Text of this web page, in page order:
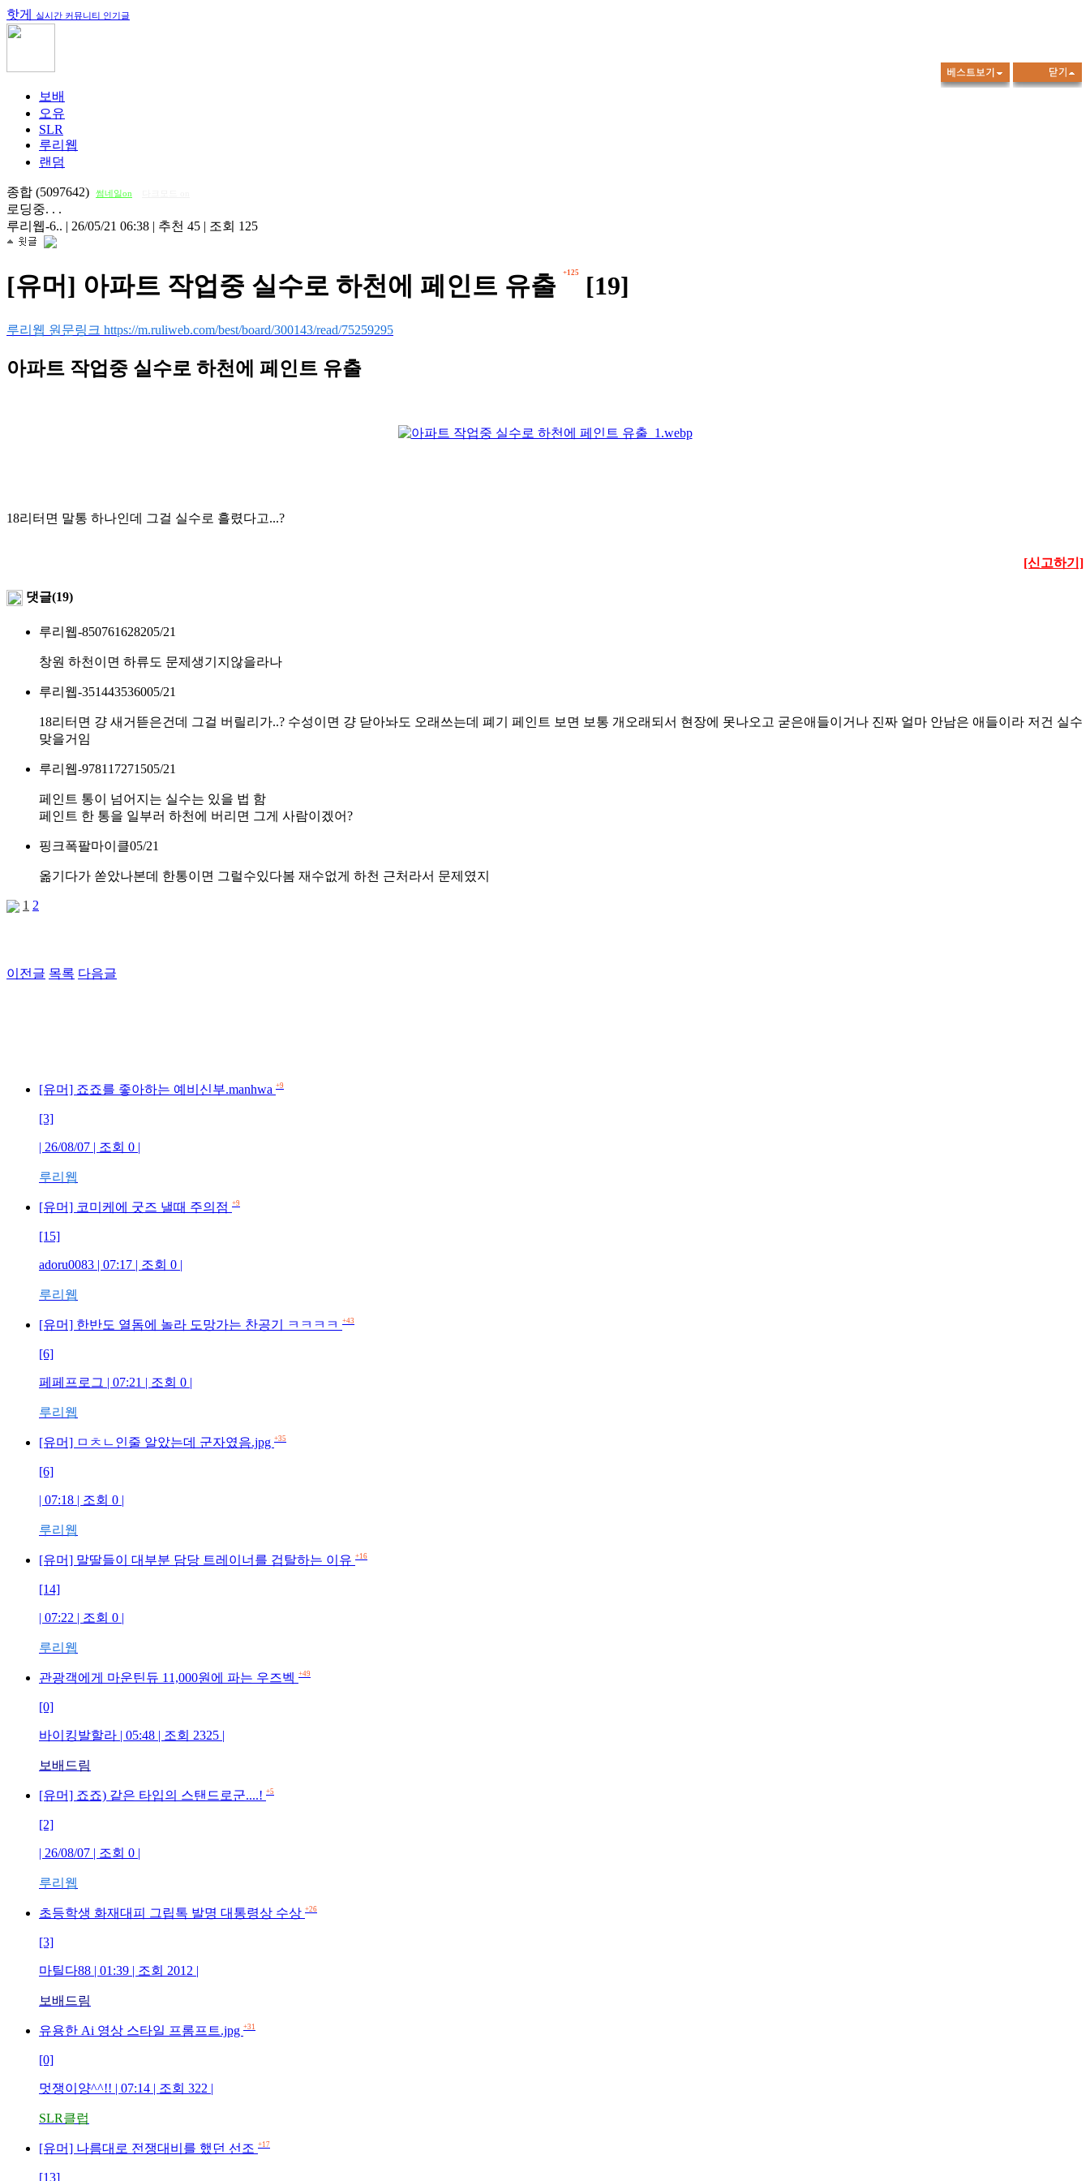
핫게 실시간 커뮤니티 인기글
보배
오유
SLR
루리웹
랜덤
종합 (5097642) 썸네일on
로딩중. . .
루리웹-6.. | 26/05/21 06:38 | 추천 45 | 조회 125
[유머] 아파트 작업중 실수로 하천에 페인트 유출 +125 [19]
루리웹 원문링크 https://m.ruliweb.com/best/board/300143/read/75259295
아파트 작업중 실수로 하천에 페인트 유출
18리터면 말통 하나인데 그걸 실수로 흘렸다고...?
[신고하기]
댓글(19)
루리웹-850761628205/21
창원 하천이면 하류도 문제생기지않을라나
루리웹-351443536005/21
18리터면 걍 새거뜯은건데 그걸 버릴리가..? 수성이면 걍 닫아놔도 오래쓰는데 폐기 페인트 보면 보통 개오래되서 현장에 못나오고 굳은애들이거나 진짜 얼마 안남은 애들이라 저건 실수
맞을거임
루리웹-978117271505/21
페인트 통이 넘어지는 실수는 있을 법 함
페인트 한 통을 일부러 하천에 버리면 그게 사람이겠어?
핑크폭팔마이클05/21
옮기다가 쏟았나본데 한통이면 그럴수있다봄 재수없게 하천 근처라서 문제였지
1 2
이전글 목록 다음글
[유머] 죠죠를 좋아하는 예비신부.manhwa +9
[3]
| 26/08/07 | 조회 0 |
루리웹
[유머] 코미케에 굿즈 낼때 주의점 +9
[15]
adoru0083 | 07:17 | 조회 0 |
루리웹
[유머] 한반도 열돔에 놀라 도망가는 찬공기 ㅋㅋㅋㅋ +43
[6]
페페프로그 | 07:21 | 조회 0 |
루리웹
[유머] ㅁㅊㄴ인줄 알았는데 군자였음.jpg +35
[6]
| 07:18 | 조회 0 |
루리웹
[유머] 말딸들이 대부분 담당 트레이너를 겁탈하는 이유 +16
[14]
| 07:22 | 조회 0 |
루리웹
관광객에게 마운틴듀 11,000원에 파는 우즈벡 +49
[0]
바이킹발할라 | 05:48 | 조회 2325 |
보배드림
[유머] 죠죠) 같은 타입의 스탠드로군....! +5
[2]
| 26/08/07 | 조회 0 |
루리웹
초등학생 화재대피 그립톡 발명 대통령상 수상 +26
[3]
마틸다88 | 01:39 | 조회 2012 |
보배드림
유용한 Ai 영상 스타일 프롬프트.jpg +31
[0]
멋쟁이양^^!! | 07:14 | 조회 322 |
SLR클럽
[유머] 나름대로 전쟁대비를 했던 선조 +17
[13]